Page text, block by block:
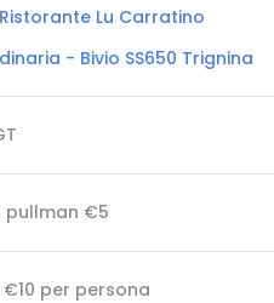
Lu Carratino
- Bivio SS650 Trignina
pullman €5
per persona